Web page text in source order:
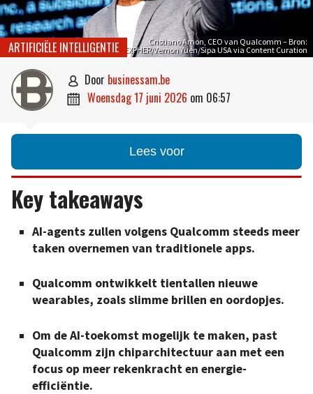
Cristiano Amon, CEO van Qualcomm – Bron:
NEXPHER/Vernon Yuen/Sipa USA via Content Curation
ARTIFICIËLE INTELLIGENTIE
 door businessam.be
 woensdag 17 juni 2026 om 06:57
Lees voor
Key takeaways
AI-agents zullen volgens Qualcomm steeds meer
taken overnemen van traditionele apps.
Qualcomm ontwikkelt tientallen nieuwe
wearables, zoals slimme brillen en oordopjes.
Om de AI-toekomst mogelijk te maken, past
Qualcomm zijn chiparchitectuur aan met een
focus op meer rekenkracht en energie-
efficiëntie.